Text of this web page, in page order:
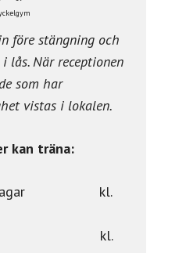
före stängning och
lås. När receptionen
som har
vistas i lokalen.
kan träna:
lördagar kl.
kl.